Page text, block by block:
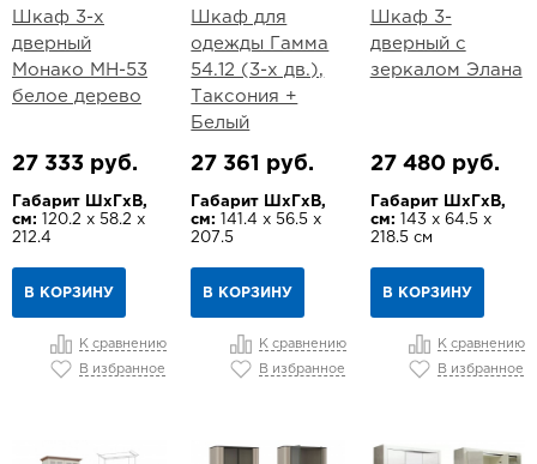
Шкаф 3-х
дверный
Монако МН-53
белое дерево
27 333 руб.
Габарит ШхГхВ,
см: 120.2 х 58.2 х
212.4
В КОРЗИНУ
К сравнению
В избранное
Шкаф для
одежды Гамма
54.12 (3-х дв.),
Таксония +
Белый
27 361 руб.
Габарит ШхГхВ,
см:
141.4 х 56.5 х
207.5
В КОРЗИНУ
К сравнению
В избранное
Шкаф 3-
дверный с
зеркалом Элана
27 480 руб.
Габарит ШхГхВ,
см: 143 х 64.5 х
218.5 см
В КОРЗИНУ
К сравнению
В избранное